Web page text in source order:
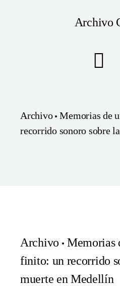
Archivo
Archivo
Memorias de
recorrido sonoro sobre
Archivo
Memorias
finito: un recorrido
muerte en Medellín